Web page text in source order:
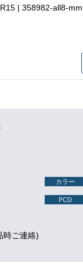
| 358982-all8-
カラー
PCD
時ご連絡)